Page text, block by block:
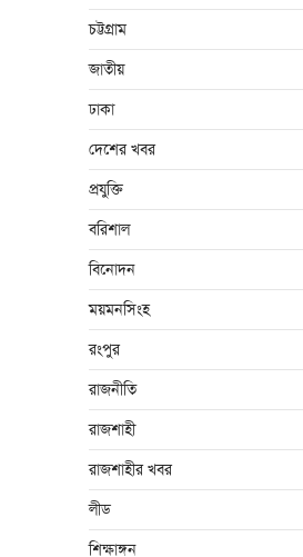
চট্টগ্রাম
জাতীয়
ঢাকা
দেশের খবর
প্রযুক্তি
বরিশাল
বিনোদন
ময়মনসিংহ
রংপুর
রাজনীতি
রাজশাহী
রাজশাহীর খবর
লীড
শিক্ষাঙ্গন